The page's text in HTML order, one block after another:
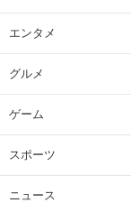
エンタメ
グルメ
ゲーム
スポーツ
ニュース